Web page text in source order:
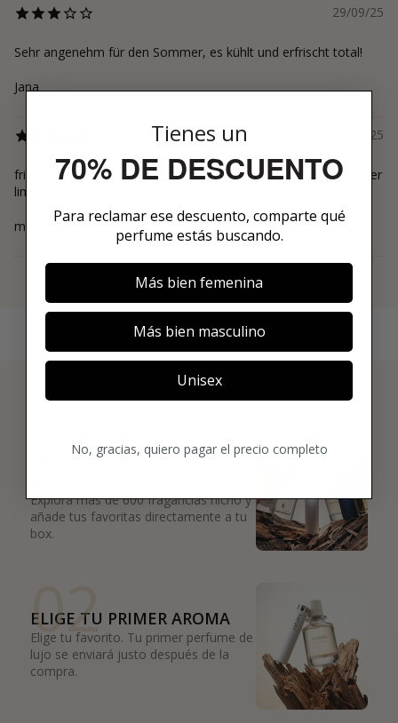
29/09/25
Sehr angenehm für den Sommer, es kühlt und erfrischt total!
Jana
07/09/25
frischewr knackiger apfel, neben gleichberechtigter zitrone (oder
limone?). etwas herb. fullsize!
marina
Ver más
3 PASOS PARA HACERTE MIEMBRO
01
ENCUENTRA LO QUE TE
Explora más de 600 fragancias nicho y
añade tus favoritas directamente a tu
box.
02
ELIGE TU PRIMER AROMA
Elige tu favorito. Tu primer perfume de
lujo se enviará justo después de la
compra.
Tienes un
70% DE DESCUENTO
Para reclamar ese descuento, comparte qué
perfume estás buscando.
Más bien femenina
Más bien masculino
Unisex
No, gracias, quiero pagar el precio completo